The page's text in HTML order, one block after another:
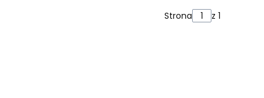
Strona z 1